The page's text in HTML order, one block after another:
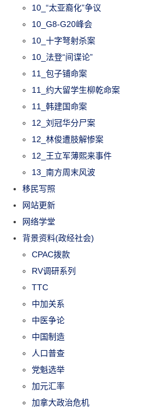
10_“太亚裔化”争议
10_G8-G20峰会
10_十字弩射杀案
10_法登“间谍论”
11_包子铺命案
11_约大留学生柳乾命案
11_韩建国命案
12_刘冠华分尸案
12_林俊遭肢解惨案
12_王立军薄熙来事件
13_南方周末风波
移民写照
网站更新
网络学堂
背景资料(政经社会)
CPAC拨款
RV调研系列
TTC
中加关系
中医争论
中国制造
人口普查
党魁选举
加元汇率
加拿大政治危机